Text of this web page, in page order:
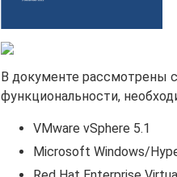
В документе рассмотрены
функциональности,
VMware vSphere 5.1
Microsoft Windows/